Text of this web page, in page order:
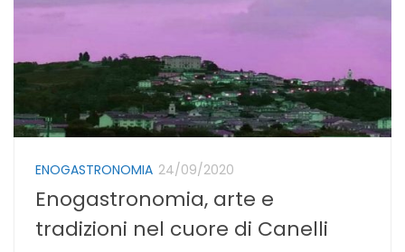
ENOGASTRONOMIA 24/09/2020
Enogastronomia, arte e
tradizioni nel cuore di Canelli